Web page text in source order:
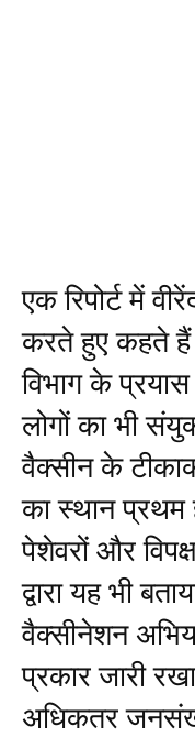
एक रिपोर्ट में
करते हुए कहते हैं
विभाग के
लोगों का भी
वैक्सीन के
का स्थान प्रथम
पेशेवरों और
द्वारा यह भी
वैक्सीनेशन
प्रकार जारी
अधिकतर